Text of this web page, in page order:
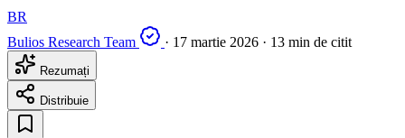
BR
Bulios Research Team
· 17 martie 2026 · 13 min de citit
Rezumați
Distribuie